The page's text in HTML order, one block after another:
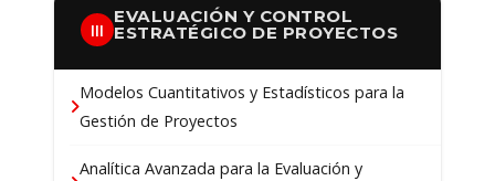
III
EVALUACIÓN Y CONTROL
ESTRATÉGICO DE PROYECTOS
Modelos Cuantitativos y Estadísticos para la
Gestión de Proyectos
Analítica Avanzada para la Evaluación y